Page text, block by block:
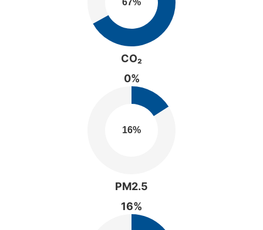
CO₂
0%
PM2.5
16%